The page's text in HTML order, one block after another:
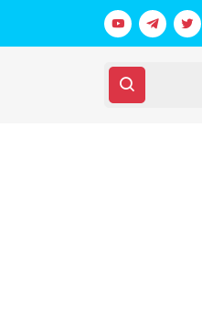
غضب يمني واسع من مجلس القيادة